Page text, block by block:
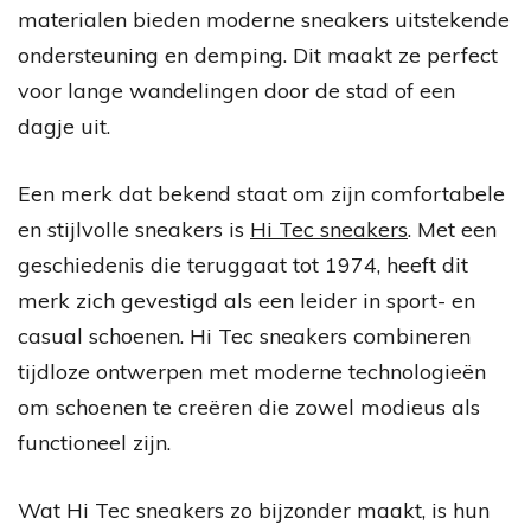
materialen bieden moderne sneakers uitstekende
ondersteuning en demping. Dit maakt ze perfect
voor lange wandelingen door de stad of een
dagje uit.
Een merk dat bekend staat om zijn comfortabele
en stijlvolle sneakers is Hi Tec sneakers. Met een
geschiedenis die teruggaat tot 1974, heeft dit
merk zich gevestigd als een leider in sport- en
casual schoenen. Hi Tec sneakers combineren
tijdloze ontwerpen met moderne technologieën
om schoenen te creëren die zowel modieus als
functioneel zijn.
Wat Hi Tec sneakers zo bijzonder maakt, is hun